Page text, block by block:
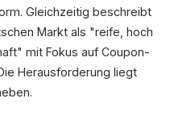
Gleichzeitig beschreibt
Markt als "reife, hoch
mit Fokus auf Coupon-
Herausforderung liegt